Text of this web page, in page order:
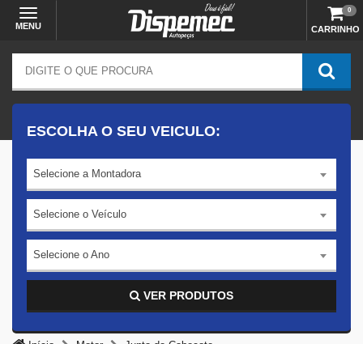
MENU CARRINHO
0
ESCOLHA O SEU VEICULO:
Selecione a Montadora
Selecione o Veículo
Selecione o Ano
VER PRODUTOS